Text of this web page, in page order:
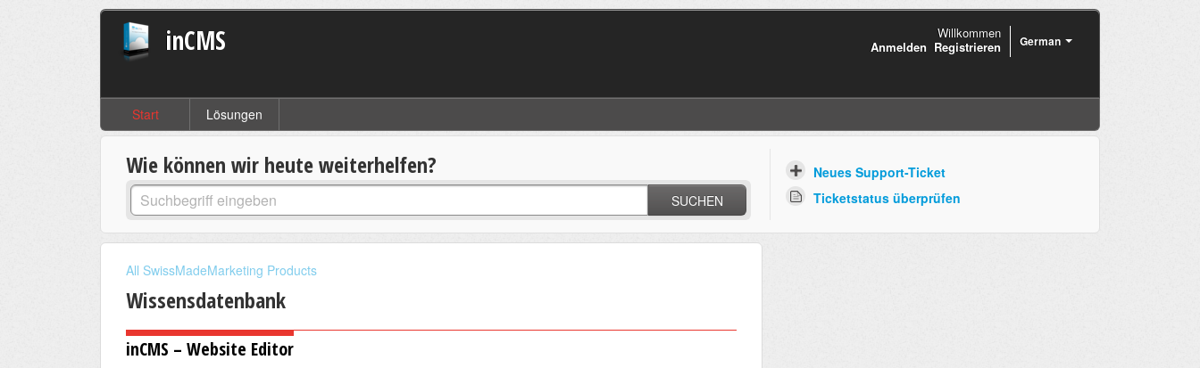
inCMS German
Willkommen
Anmelden Registrieren
Start Lösungen
Wie können wir heute weiterhelfen?
SUCHEN
Neues Support-Ticket
Ticketstatus überprüfen
All SwissMadeMarketing Products
Wissensdatenbank
inCMS – Website Editor